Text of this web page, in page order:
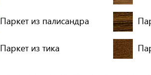
Паркет из палисандра
Паркет из тика